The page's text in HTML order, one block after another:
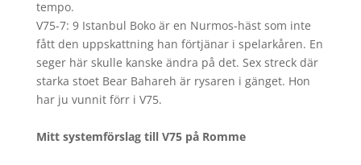
tempo.
V75-7: 9 Istanbul Boko är en Nurmos-häst som inte
fått den uppskattning han förtjänar i spelarkåren. En
seger här skulle kanske ändra på det. Sex streck där
starka stoet Bear Bahareh är rysaren i gänget. Hon
har ju vunnit förr i V75.
Mitt systemförslag till V75 på Romme